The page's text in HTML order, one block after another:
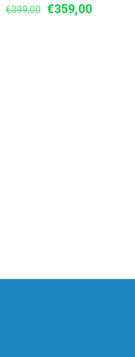
€399,00 Oorspronkelijke
€359,00Huidige